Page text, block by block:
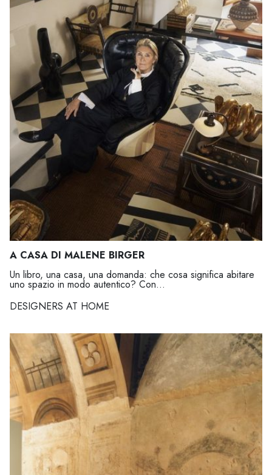
A CASA DI MALENE BIRGER
Un libro, una casa, una domanda: che cosa significa abitare
uno spazio in modo autentico? Con...
DESIGNERS AT HOME